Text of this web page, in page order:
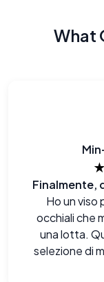
What
Ho un viso
occhiali che
una lotta.
selezione di